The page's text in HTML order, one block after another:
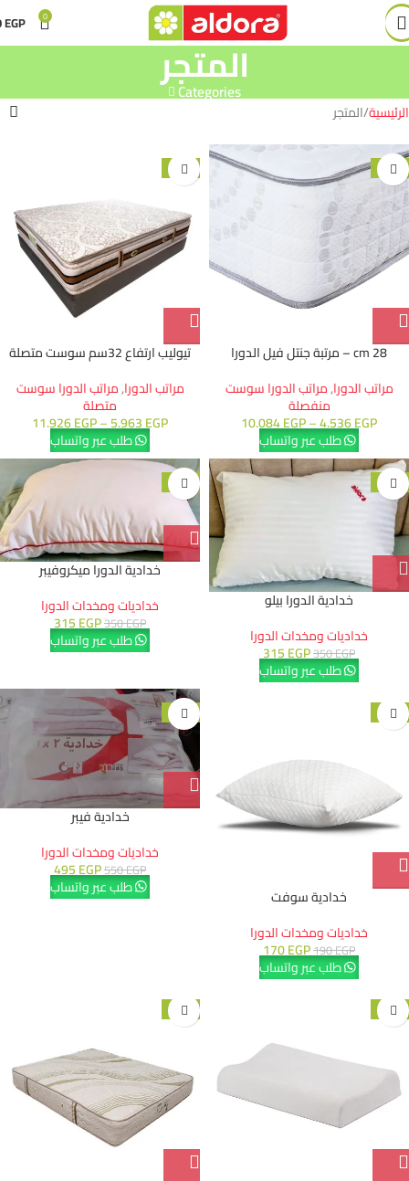
0
EGP
المتجر
Categories
الرئيسية المتجر
-20%
28 cm – مرتبة جنتل فيل الدورا
مراتب الدورا,مراتب الدورا سوست
منفصلة
4.536EGP
–
10.084EGP
طلب عبر واتساب
-15%
تيوليب ارتفاع 32سم سوست متصلة
مراتب الدورا,مراتب الدورا سوست
متصلة
5.963EGP
–
11.926EGP
طلب عبر واتساب
-10%
خدادية الدورا بيلو
خداديات ومخدات الدورا
350EGP
315EGP
طلب عبر واتساب
-10%
خدادية الدورا ميكروفيبر
خداديات ومخدات الدورا
350EGP
315EGP
طلب عبر واتساب
-11%
خدادية سوفت
خداديات ومخدات الدورا
190EGP
170EGP
طلب عبر واتساب
-10%
خدادية فيبر
خداديات ومخدات الدورا
550EGP
495EGP
طلب عبر واتساب
-15%
-10%